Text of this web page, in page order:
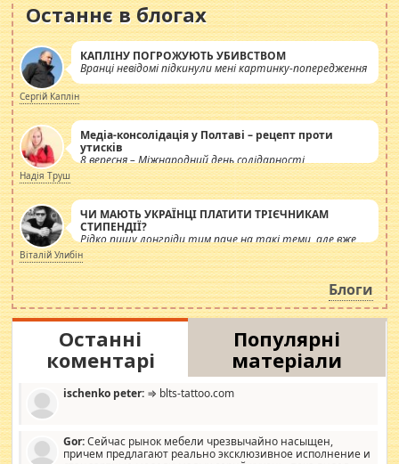
Останнє в блогах
КАПЛІНУ ПОГРОЖУЮТЬ УБИВСТВОМ
Вранці невідомі підкинули мені картинку-попередження
Сергій Каплін
Медіа-консолідація у Полтаві – рецепт проти
утисків
8 вересня – Міжнародний день солідарності
журналістів.
Надія Труш
ЧИ МАЮТЬ УКРАЇНЦІ ПЛАТИТИ ТРІЄЧНИКАМ
СТИПЕНДІЇ?
Рідко пишу лонгріди тим паче на такі теми, але вже
просто дістало! Обурюють сьогоднішні інсенуації
навколо стипендіального питання. Штучно
роздувається ще одна соціальна катастрофа.
Віталій Улибін
Блоги
Останні
коментарі
Популярні
матеріали
ischenko peter: ⇒ blts-tattoo.com
Gor:Сейчас рынок мебели чрезвычайно насыщен,
причем предлагают реально эксклюзивное исполнение и